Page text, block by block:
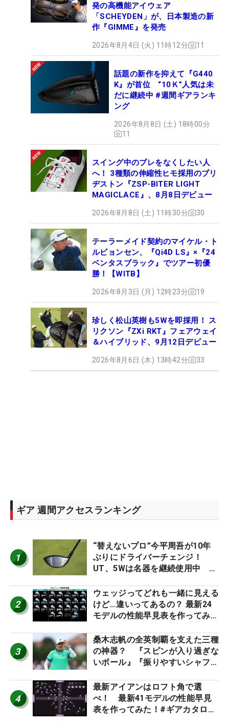
発の高機能アイウェア
「SCHEYDEN」が、日本製造の新
作『GIMME』を発売
2026年8月4日 (火) 11時12分 11
話題の新作を抑えて『G440
K』が首位 “10Ｋ”人気は未
だに継続中 #週間ギアランキ
ング
2026年8月8日 (土) 18時00分
11
スイング中のブレをなくしたい人
へ！ 3種類の伸縮性ヒモ採用のブリ
ヂストン『ZSP-BITER LIGHT
MAGICLACE』、8月8日デビュー
2026年8月8日 (土) 11時30分 30
テーラーメイド契約のマイケル・ト
ルビョンセン、『Qi4D LS』×『24
ベンタスブラック』でツアー初優
勝！【WITB】
2026年8月3日 (月) 12時23分 19
珍しく松山英樹も5Wを即採用！ ス
リクソン『ZXi RKT』フェアウェイ
＆ハイブリッド、9月12日デビュー
2026年8月6日 (木) 13時42分 33
ギア 週間アクセスランキング
1
“替えないプロ”今平周吾が10年
ぶりにドライバーチェンジ！
UT、5Wは名器を継続使用中 #
2
ウェッジってどれも一緒に見える
けど…違いってあるの？ 最新24
モデルの性能早見表を作ってみ
3
桑木志帆の全英制覇を支えた三種
の神器？ 『スピンが入り過ぎな
いボール』『振りやすいシャフ
ー』 #女子プロセッティング
4
最新アイアンはロフト角で選
べ！ 最新41モデルの性能早見
表を作ってみた！#ギアカタログ